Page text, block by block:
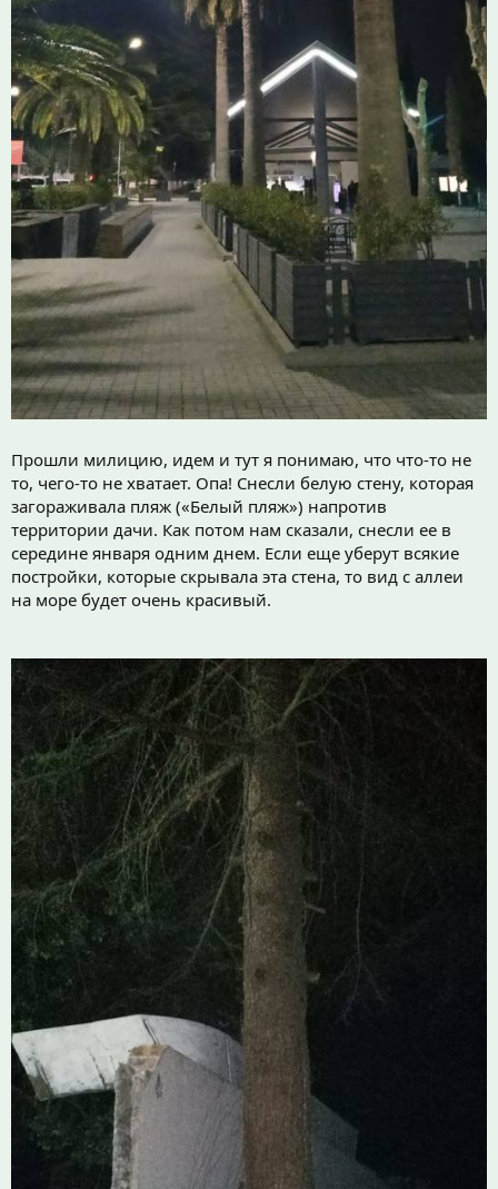
Прошли милицию, идем и тут я понимаю, что что-то не
то, чего-то не хватает. Опа! Снесли белую стену, которая
загораживала пляж («Белый пляж») напротив
территории дачи. Как потом нам сказали, снесли ее в
середине января одним днем. Если еще уберут всякие
постройки, которые скрывала эта стена, то вид с аллеи
на море будет очень красивый.